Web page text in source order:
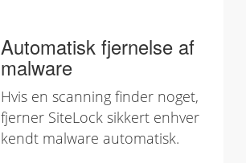
Automatisk fjernelse af
malware
Hvis en scanning finder noget,
fjerner SiteLock sikkert enhver
kendt malware automatisk.